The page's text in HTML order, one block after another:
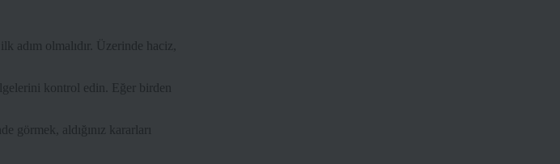
adım olmalıdır. Üzerinde haciz,
kontrol edin. Eğer birden
aldığınız kararları